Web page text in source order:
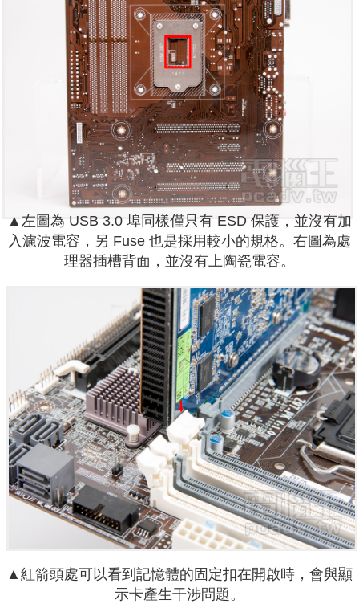
▲左圖為 USB 3.0 埠同樣僅只有 ESD 保護，並沒有加
入濾波電容，另 Fuse 也是採用較小的規格。右圖為處
理器插槽背面，並沒有上陶瓷電容。
▲紅箭頭處可以看到記憶體的固定扣在開啟時，會與顯
示卡產生干涉問題。